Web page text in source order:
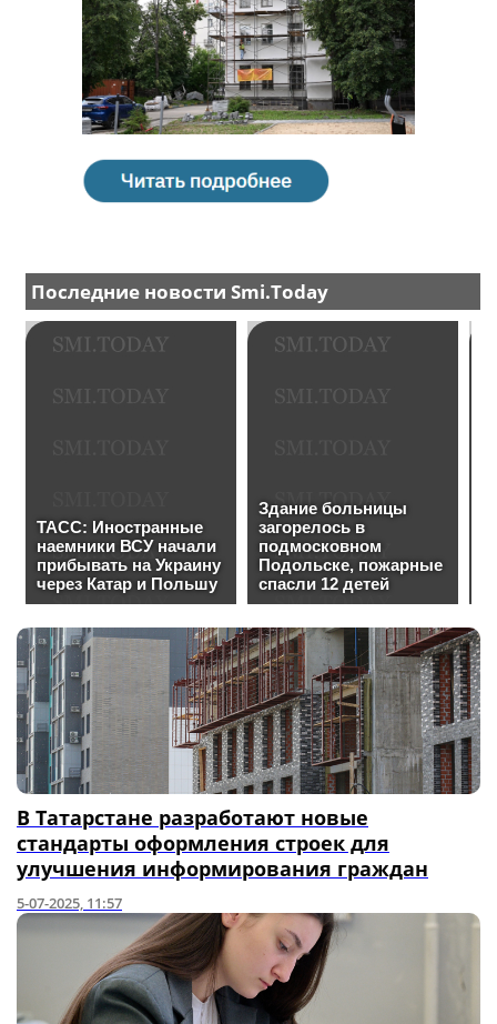
В Татарстане разработают новые
стандарты оформления строек для
улучшения информирования граждан
5-07-2025, 11:57